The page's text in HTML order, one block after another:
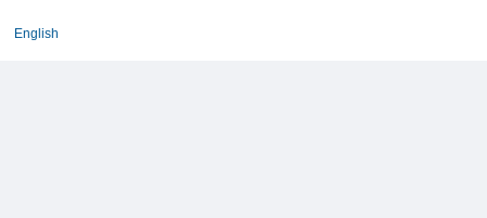
English